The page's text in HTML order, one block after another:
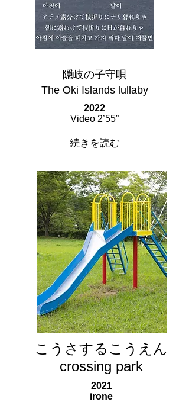
隠岐の子守唄
The Oki Islands lullaby
2022
Video 2’55”
続きを読む
こうさするこうえん
crossing park
2021
irone